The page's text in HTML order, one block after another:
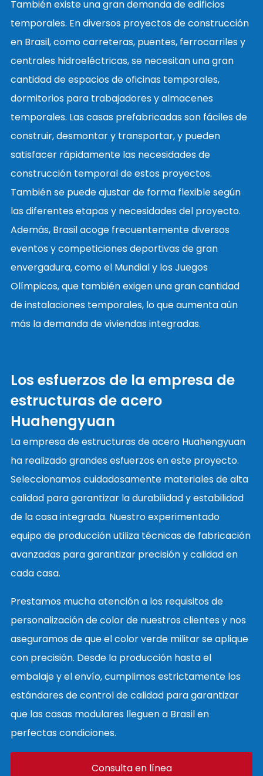
También existe una gran demanda de edificios
temporales. En diversos proyectos de construcción
en Brasil, como carreteras, puentes, ferrocarriles y
centrales hidroeléctricas, se necesitan una gran
cantidad de espacios de oficinas temporales,
dormitorios para trabajadores y almacenes
temporales. Las casas prefabricadas son fáciles de
construir, desmontar y transportar, y pueden
satisfacer rápidamente las necesidades de
construcción temporal de estos proyectos.
También se puede ajustar de forma flexible según
las diferentes etapas y necesidades del proyecto.
Además, Brasil acoge frecuentemente diversos
eventos y competiciones deportivas de gran
envergadura, como el Mundial y los Juegos
Olímpicos, que también exigen una gran cantidad
de instalaciones temporales, lo que aumenta aún
más la demanda de viviendas integradas.
Los esfuerzos de la empresa de
estructuras de acero
Huahengyuan
La empresa de estructuras de acero Huahengyuan
ha realizado grandes esfuerzos en este proyecto.
Seleccionamos cuidadosamente materiales de alta
calidad para garantizar la durabilidad y estabilidad
de la casa integrada. Nuestro experimentado
equipo de producción utiliza técnicas de fabricación
avanzadas para garantizar precisión y calidad en
cada casa.
Prestamos mucha atención a los requisitos de
personalización de color de nuestros clientes y nos
aseguramos de que el color verde militar se aplique
con precisión. Desde la producción hasta el
embalaje y el envío, cumplimos estrictamente los
estándares de control de calidad para garantizar
que las casas modulares lleguen a Brasil en
perfectas condiciones.
Consulta en línea